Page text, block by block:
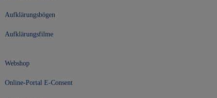
Aufklärungsbögen
Aufklärungsfilme
Webshop
Online-Portal E-Consent